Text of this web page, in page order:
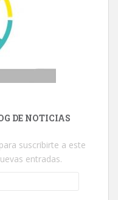
DE NOTICIAS
suscribirte a este
entradas.